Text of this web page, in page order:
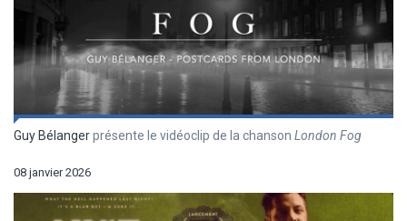
Guy Bélangerprésente le vidéoclip de la chanson London Fog
08 janvier 2026